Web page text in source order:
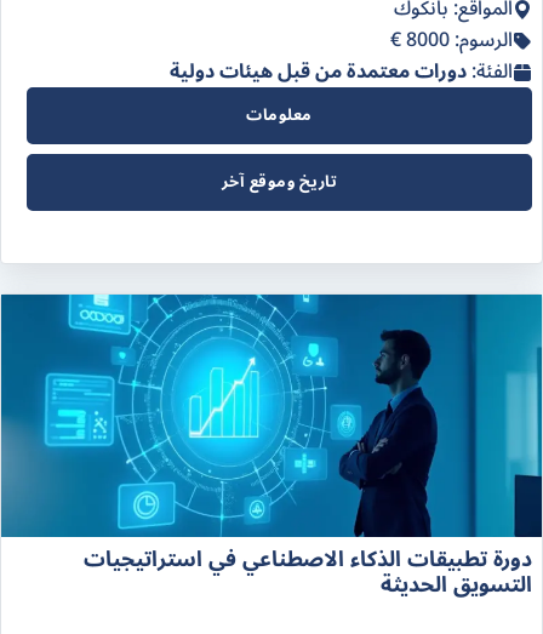
المواقع: بانكوك
الرسوم: 8000 €
الفئة:دورات معتمدة من قبل هيئات دولية
معلومات
تاريخ وموقع آخر
دورة تطبيقات الذكاء الاصطناعي في استراتيجيات
التسويق الحديثة